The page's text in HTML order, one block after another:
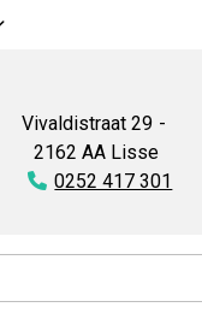
Vivaldistraat 29
2162 AA Lisse
Tel:
0252 417 301